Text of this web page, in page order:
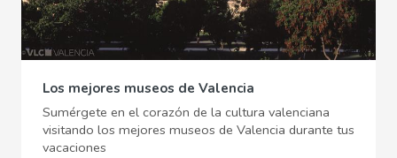
Los mejores museos de Valencia
Sumérgete en el corazón de la cultura valenciana
visitando los mejores museos de Valencia durante tus
vacaciones